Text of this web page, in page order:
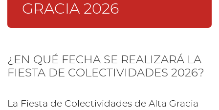
GRACIA 2026
¿EN QUÉ FECHA SE REALIZARÁ LA
FIESTA DE COLECTIVIDADES 2026?
La Fiesta de Colectividades de Alta Gracia